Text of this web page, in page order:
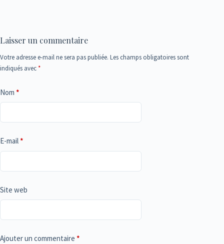
Laisser un commentaire
Votre adresse e-mail ne sera pas publiée. Les champs obligatoires sont
indiqués avec*
Nom *
E-mail*
Site web
Ajouter un commentaire *